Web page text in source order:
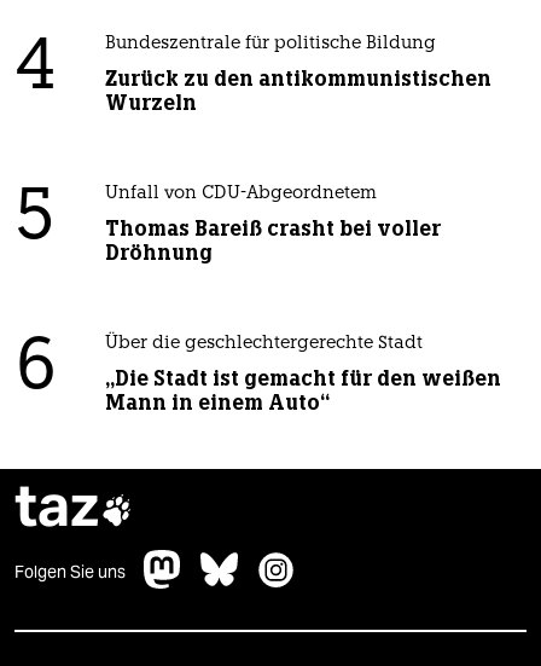
4 Bundeszentrale für politische Bildung
Zurück zu den antikommunistischen
Wurzeln
5 Unfall von CDU-Abgeordnetem
Thomas Bareiß crasht bei voller
Dröhnung
6 Über die geschlechtergerechte Stadt
„Die Stadt ist gemacht für den weißen
Mann in einem Auto“
taz
Folgen Sie uns